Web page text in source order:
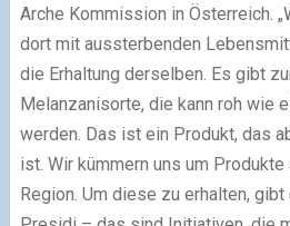
Arche Kommission in Österreich.
dort mit aussterbenden
die Erhaltung derselben. Es gibt
Melanzanisorte, die kann roh wie
werden. Das ist ein Produkt, das
ist. Wir kümmern uns um
Region. Um diese zu erhalten,